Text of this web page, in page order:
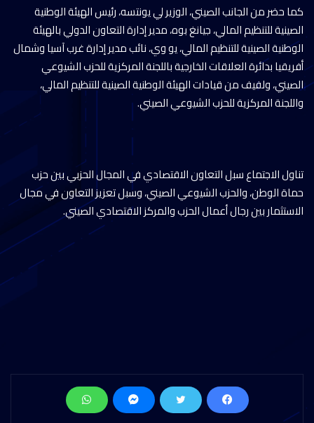
كما حضر من الجانب الصيني، الوزير لي يونتسه، رئيس الهيئة الوطنية
الصينية للتنظيم المالي، جيانغ بوه، مدير إدارة التعاون الدولي بالهيئة
الوطنية الصينية للتنظيم المالي، يو وي، نائب مدير إدارة غرب آسيا وشمال
أفريقيا بدائرة العلاقات الخارجية باللجنة المركزية للحزب الشيوعي
الصيني، ولفيف من قيادات الهيئة الوطنية الصينية للتنظيم المالي،
واللجنة المركزية للحزب الشيوعي الصيني.
تناول الاجتماع سبل التعاون الاقتصادي في المجال الحزبي بين حزب
حماة الوطن، والحزب الشيوعي الصيني، وسبل تعزيز التعاون في مجال
الاستثمار بين رجال أعمال الحزب والمركز الاقتصادي الصيني.